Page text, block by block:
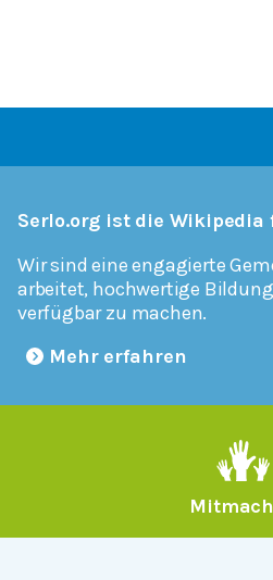
Serlo.org ist die Wikipedia
Wir sind eine engagierte
arbeitet, hochwertige
verfügbar zu machen.
Mehr erfahren